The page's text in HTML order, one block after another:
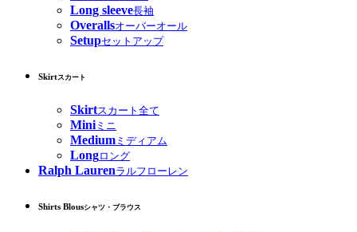
Long sleeve長袖
Overallsオーバーオール
Setupセットアップ
Skirtスカート
Skirtスカート全て
Miniミニ
Medium ミディアム
Longロング
Ralph Laurenラルフローレン
Shirts Blousシャツ・ブラウス